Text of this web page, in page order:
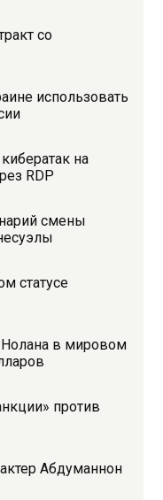
со
использовать
на
RDP
смены
статусе
в мировом
против
Абдуманнон